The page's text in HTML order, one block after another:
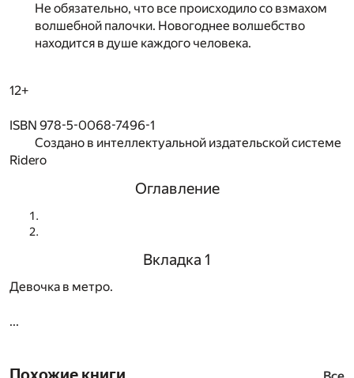
Не обязательно, что все происходило со взмахом
волшебной палочки. Новогоднее волшебство
находится в душе каждого человека.
12+
ISBN 978-5-0068-7496-1
Создано в интеллектуальной издательской системе
Ridero
Оглавление
Вкладка 1
Девочка в метро.
...